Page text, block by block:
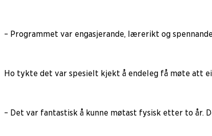
– Programmet var engasjerande, lærerikt og
Ho tykte det var spesielt kjekt å endeleg få møte att
– Det var fantastisk å kunne møtast fysisk etter to år.